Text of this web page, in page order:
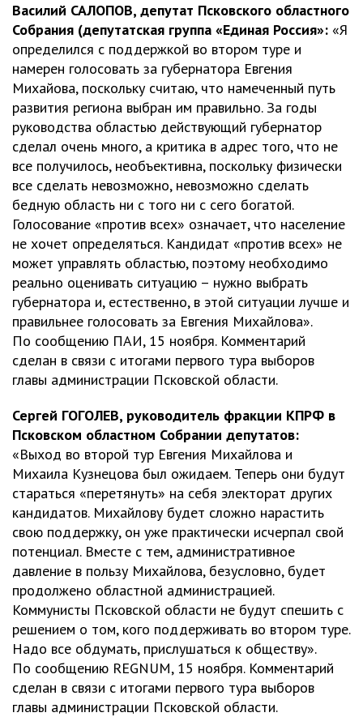
Василий САЛОПОВ, депутат Псковского областного
Собрания (депутатская группа «Единая Россия»: «Я
определился с поддержкой во втором туре и
намерен голосовать за губернатора Евгения
Михайова, поскольку считаю, что намеченный путь
развития региона выбран им правильно. За годы
руководства областью действующий губернатор
сделал очень много, а критика в адрес того, что не
все получилось, необъективна, поскольку физически
все сделать невозможно, невозможно сделать
бедную область ни с того ни с сего богатой.
Голосование «против всех» означает, что население
не хочет определяться. Кандидат «против всех» не
может управлять областью, поэтому необходимо
реально оценивать ситуацию – нужно выбрать
губернатора и, естественно, в этой ситуации лучше и
правильнее голосовать за Евгения Михайлова».
По сообщению ПАИ, 15 ноября. Комментарий
сделан в связи с итогами первого тура выборов
главы администрации Псковской области.
Сергей ГОГОЛЕВ, руководитель фракции КПРФ в
Псковском областном Собрании депутатов:
«Выход во второй тур Евгения Михайлова и
Михаила Кузнецова был ожидаем. Теперь они будут
стараться «перетянуть» на себя электорат других
кандидатов. Михайлову будет сложно нарастить
свою поддержку, он уже практически исчерпал свой
потенциал. Вместе с тем, административное
давление в пользу Михайлова, безусловно, будет
продолжено областной администрацией.
Коммунисты Псковской области не будут спешить с
решением о том, кого поддерживать во втором туре.
Надо все обдумать, прислушаться к обществу».
По сообщению REGNUM, 15 ноября. Комментарий
сделан в связи с итогами первого тура выборов
главы администрации Псковской области.